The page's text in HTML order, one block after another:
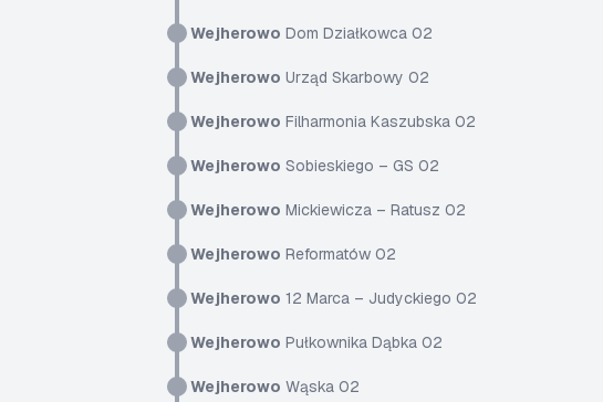
Wejherowo Dom Działkowca 02
Wejherowo Urząd Skarbowy 02
Wejherowo Filharmonia Kaszubska 02
Wejherowo Sobieskiego – GS 02
Wejherowo Mickiewicza – Ratusz 02
Wejherowo Reformatów 02
Wejherowo 12 Marca – Judyckiego 02
Wejherowo Pułkownika Dąbka 02
Wejherowo Wąska 02